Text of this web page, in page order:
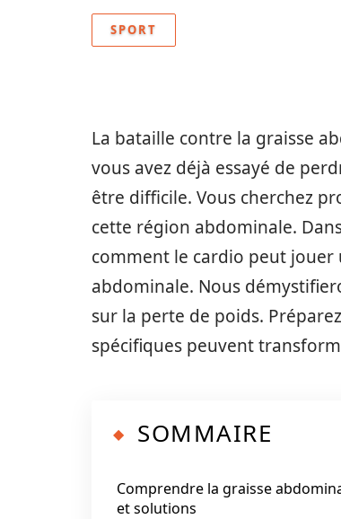
SPORT
La bataille contre la graisse
vous avez déjà essayé de
être difficile. Vous cherchez
cette région abdominale.
comment le cardio peut jouer
abdominale. Nous
sur la perte de poids.
spécifiques peuvent
SOMMAIRE
Comprendre la graisse
et solutions